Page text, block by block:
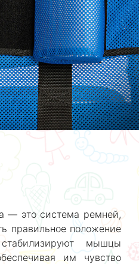
— это система ремней,
правильное положение
мышцы
им чувство